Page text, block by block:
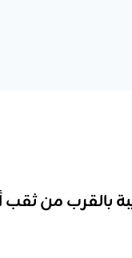
بالقرب من ثقب